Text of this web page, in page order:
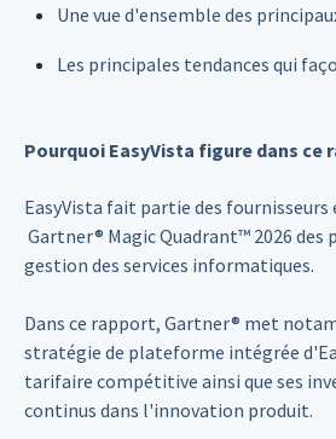
Une vue d'ensemble des
Les principales tendances qui
Pourquoi EasyVista figure dans ce
EasyVista fait partie des fournisseurs
Gartner® Magic Quadrant™ 2026 des
gestion des services informatiques.
Dans ce rapport, Gartner® met
stratégie de plateforme intégrée
tarifaire compétitive ainsi que ses
continus dans l'innovation produit.